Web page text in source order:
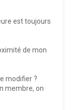
est toujours
de mon
modifier ?
membre, on